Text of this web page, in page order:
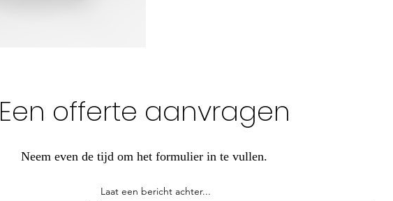
Een offerte aanvragen
Neem even de tijd om het formulier in te vullen.
Laat een bericht achter...